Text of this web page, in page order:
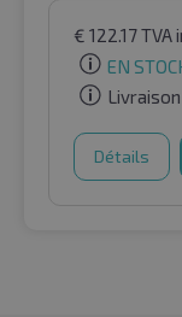
€ 122.17TVA
EN
Détails